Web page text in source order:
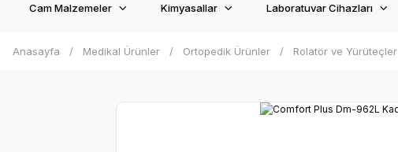
Cam Malzemeler Kimyasallar Laboratuvar Cihazları
Anasayfa Medikal Ürünler Ortopedik Ürünler Rolatör ve Yürüteçler